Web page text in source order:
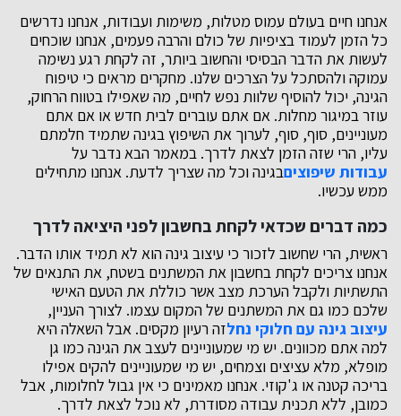
אנחנו חיים בעולם עמוס מטלות, משימות ועבודות, אנחנו נדרשים
כל הזמן לעמוד בציפיות של כולם והרבה פעמים, אנחנו שוכחים
לעשות את הדבר הבסיסי והחשוב ביותר, זה לקחת רגע נשימה
עמוקה ולהסתכל על הצרכים שלנו. מחקרים מראים כי טיפוח
הגינה, יכול להוסיף שלוות נפש לחיים, מה שאפילו בטווח הרחוק,
עוזר במיגור מחלות. אם אתם עוברים לבית חדש או אם אתם
מעוניינים, סוף, סוף, לערוך את השיפוץ בגינה שתמיד חלמתם
עליו, הרי שזה הזמן לצאת לדרך. במאמר הבא נדבר על
עבודות שיפוציםבגינה וכל מה שצריך לדעת. אנחנו מתחילים
ממש עכשיו.
כמה דברים שכדאי לקחת בחשבון לפני היציאה לדרך
ראשית, הרי שחשוב לזכור כי עיצוב גינה הוא לא תמיד אותו הדבר.
אנחנו צריכים לקחת בחשבון את המשתנים בשטח, את התנאים של
התשתיות ולקבל הערכת מצב אשר כוללת את הטעם האישי
שלכם כמו גם את המשתנים של המקום עצמו. לצורך העניין,
עיצוב גינה עם חלוקי נחלזה רעיון מקסים. אבל השאלה היא
למה אתם מכוונים. יש מי שמעוניינים לעצב את הגינה כמו גן
מופלא, מלא עציצים וצמחים, יש מי שמעוניינים להקים אפילו
בריכה קטנה או ג'קוזי. אנחנו מאמינים כי אין גבול לחלומות, אבל
כמובן, ללא תכנית עבודה מסודרת, לא נוכל לצאת לדרך.